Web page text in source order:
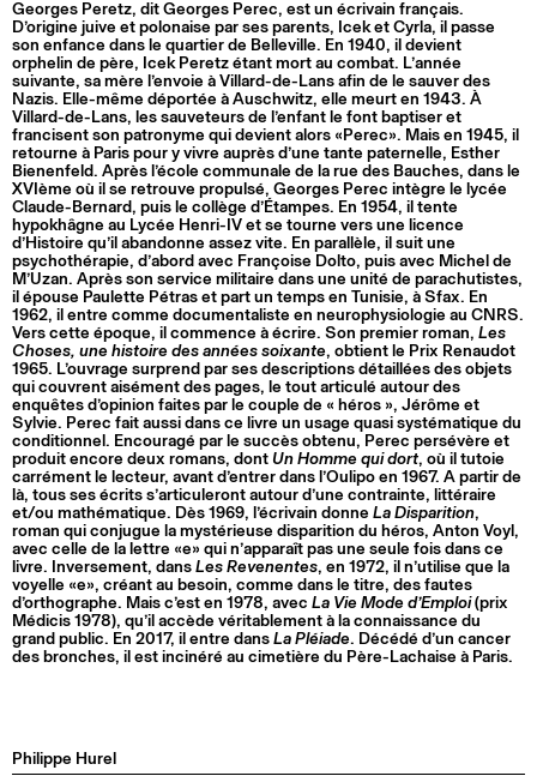
Georges Peretz, dit Georges Perec, est un écrivain français.
D’origine juive et polonaise par ses parents, Icek et Cyrla, il passe
son enfance dans le quartier de Belleville. En 1940, il devient
orphelin de père, Icek Peretz étant mort au combat. L’année
suivante, sa mère l’envoie à Villard-de-Lans afin de le sauver des
Nazis. Elle-même déportée à Auschwitz, elle meurt en 1943. À
Villard-de-Lans, les sauveteurs de l’enfant le font baptiser et
francisent son patronyme qui devient alors «Perec». Mais en 1945, il
retourne à Paris pour y vivre auprès d’une tante paternelle, Esther
Bienenfeld. Après l’école communale de la rue des Bauches, dans le
XVIème où il se retrouve propulsé, Georges Perec intègre le lycée
Claude-Bernard, puis le collège d’Étampes. En 1954, il tente
hypokhâgne au Lycée Henri-IV et se tourne vers une licence
d’Histoire qu’il abandonne assez vite. En parallèle, il suit une
psychothérapie, d’abord avec Françoise Dolto, puis avec Michel de
M’Uzan. Après son service militaire dans une unité de parachutistes,
il épouse Paulette Pétras et part un temps en Tunisie, à Sfax. En
1962, il entre comme documentaliste en neurophysiologie au CNRS.
Vers cette époque, il commence à écrire. Son premier roman, Les
Choses, une histoire des années soixante, obtient le Prix Renaudot
1965. L’ouvrage surprend par ses descriptions détaillées des objets
qui couvrent aisément des pages, le tout articulé autour des
enquêtes d’opinion faites par le couple de « héros », Jérôme et
Sylvie. Perec fait aussi dans ce livre un usage quasi systématique du
conditionnel. Encouragé par le succès obtenu, Perec persévère et
produit encore deux romans, dont Un Homme qui dort, où il tutoie
carrément le lecteur, avant d’entrer dans l’Oulipo en 1967. A partir de
là, tous ses écrits s’articuleront autour d’une contrainte, littéraire
et/ou mathématique. Dès 1969, l’écrivain donne La Disparition,
roman qui conjugue la mystérieuse disparition du héros, Anton Voyl,
avec celle de la lettre «e» qui n’apparaît pas une seule fois dans ce
livre. Inversement, dans Les Revenentes, en 1972, il n’utilise que la
voyelle «e», créant au besoin, comme dans le titre, des fautes
d’orthographe. Mais c’est en 1978, avec La Vie Mode d’Emploi(prix
Médicis 1978), qu’il accède véritablement à la connaissance du
grand public. En 2017, il entre dans La Pléiade. Décédé d’un cancer
des bronches, il est incinéré au cimetière du Père-Lachaise à Paris.
Philippe Hurel